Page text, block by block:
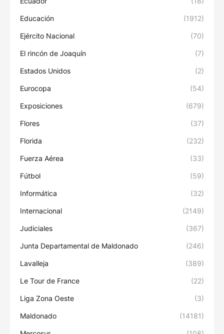
Educación (1912)
Ejército Nacional (70)
El rincón de Joaquín (7)
Estados Unidos (2)
Eurocopa (54)
Exposiciones (679)
Flores (37)
Florida (232)
Fuerza Aérea (33)
Fútbol (59)
Informática (32)
Internacional (2149)
Judiciales (367)
Junta Departamental de Maldonado (246)
Lavalleja (389)
Le Tour de France (22)
Liga Zona Oeste (3)
Maldonado (14181)